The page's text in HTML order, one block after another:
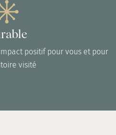
positif pour vous et pour
visité